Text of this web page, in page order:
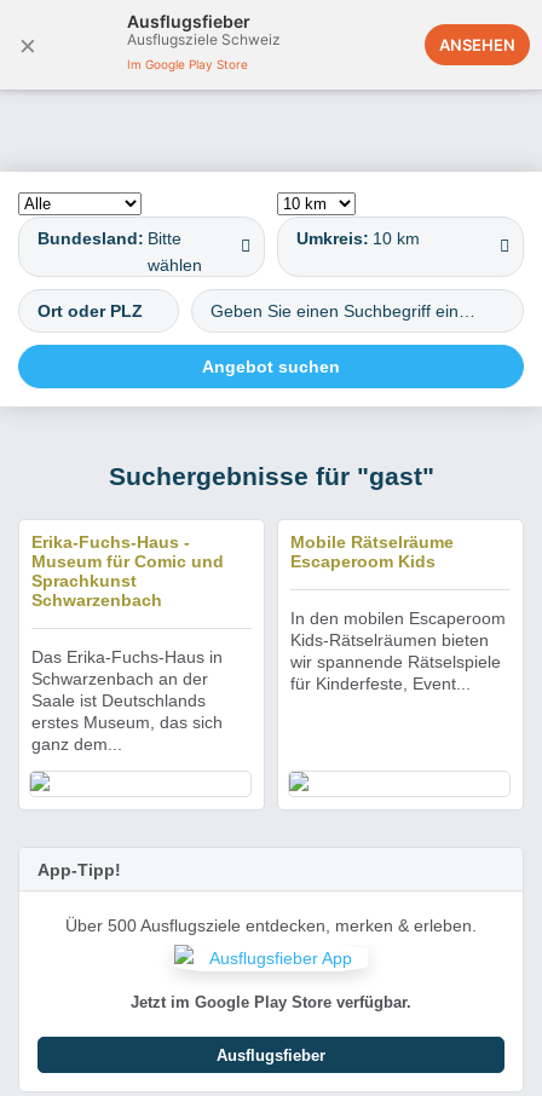
×
Ausflugsfieber
Ausflugsziele Schweiz
Im Google Play Store
ANSEHEN
Deutschland
Bundesland: Bitte
wählen
Umkreis: 10 km
Suchergebnisse für "gast"
Erika-Fuchs-Haus -
Museum für Comic und
Sprachkunst
Schwarzenbach
Das Erika-Fuchs-Haus in
Schwarzenbach an der
Saale ist Deutschlands
erstes Museum, das sich
ganz dem...
Mobile Rätselräume
Escaperoom Kids
In den mobilen Escaperoom
Kids-Rätselräumen bieten
wir spannende Rätselspiele
für Kinderfeste, Event...
App-Tipp!
Über 500 Ausflugsziele entdecken, merken & erleben.
Jetzt im Google Play Store verfügbar.
Ausflugsfieber